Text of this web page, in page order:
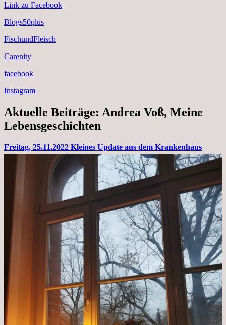
Link zu Facebook
Blogs50plus
FischundFleisch
Carenity
facebook
Instagram
Aktuelle Beiträge: Andrea Voß, Meine
Lebensgeschichten
Freitag, 25.11.2022 Kleines Update aus dem Krankenhaus